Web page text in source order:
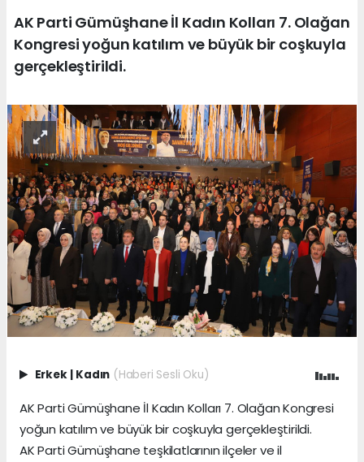
AK Parti Gümüşhane İl Kadın Kolları 7. Olağan
Kongresi yoğun katılım ve büyük bir coşkuyla
gerçekleştirildi.
Erkek | Kadın (Haberi Sesli Oku)
AK Parti Gümüşhane İl Kadın Kolları 7. Olağan Kongresi
yoğun katılım ve büyük bir coşkuyla gerçekleştirildi.
AK Parti Gümüşhane teşkilatlarının ilçeler ve il